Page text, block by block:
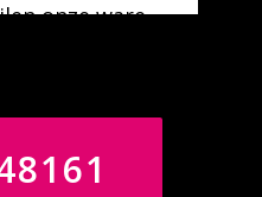
onze ware